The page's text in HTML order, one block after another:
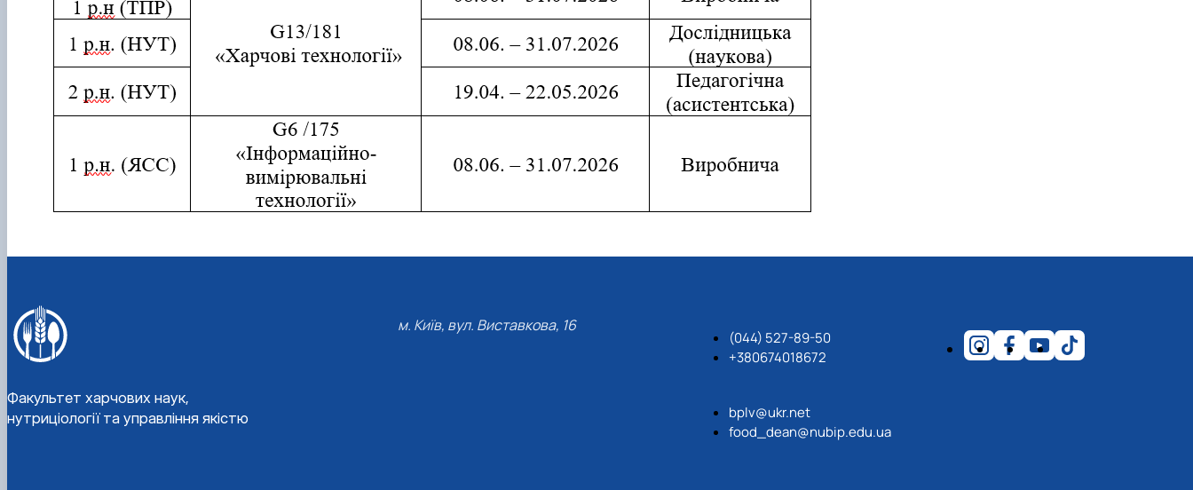
Факультет харчових наук,
нутриціології та управління якістю
м. Київ, вул. Виставкова, 16
(044) 527-89-50
+380674018672
bplv@ukr.net
food_dean@nubip.edu.ua